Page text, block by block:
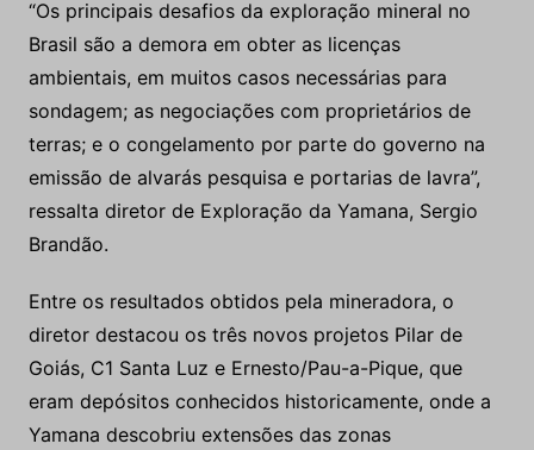
“Os principais desafios da exploração mineral no
Brasil são a demora em obter as licenças
ambientais, em muitos casos necessárias para
sondagem; as negociações com proprietários de
terras; e o congelamento por parte do governo na
emissão de alvarás pesquisa e portarias de lavra”,
ressalta diretor de Exploração da Yamana, Sergio
Brandão.
Entre os resultados obtidos pela mineradora, o
diretor destacou os três novos projetos Pilar de
Goiás, C1 Santa Luz e Ernesto/Pau-a-Pique, que
eram depósitos conhecidos historicamente, onde a
Yamana descobriu extensões das zonas